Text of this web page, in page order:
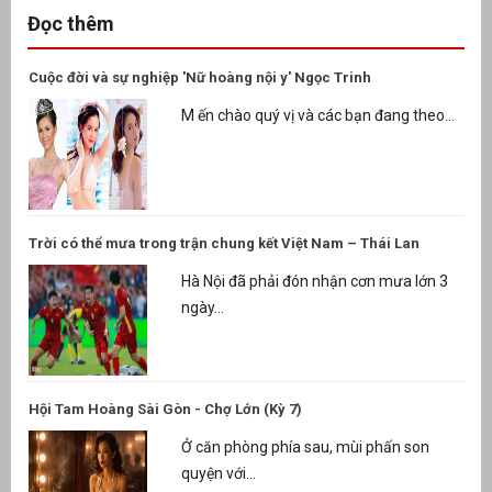
Đọc thêm
Cuộc đời và sự nghiệp 'Nữ hoàng nội y' Ngọc Trinh
M ến chào quý vị và các bạn đang theo...
Trời có thể mưa trong trận chung kết Việt Nam – Thái Lan
Hà Nội đã phải đón nhận cơn mưa lớn 3
ngày...
Hội Tam Hoàng Sài Gòn - Chợ Lớn (Kỳ 7)
Ở căn phòng phía sau, mùi phấn son
quyện với...